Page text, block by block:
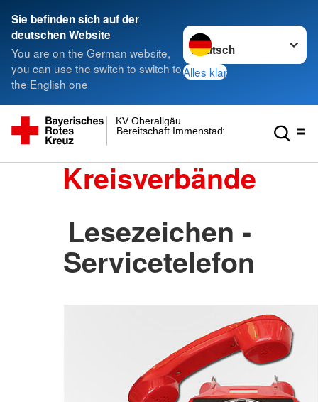
Sie befinden sich auf der
deutschen Website
You are on the German website,
you can use the switch to switch to
the English one
Sprache wechseln zu
Alles klar
Bereitschaft Immenstadt
KV Oberallgäu
Kreisverbände
Lesezeichen -
Servicetelefon